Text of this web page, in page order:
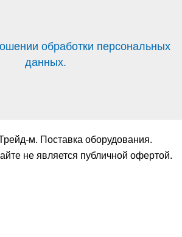
обработки персональных
данных.
м. Поставка оборудования.
не является публичной офертой.